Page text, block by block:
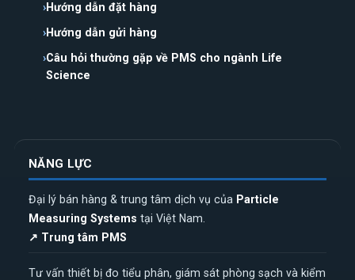
Hướng dẫn đặt hàng
Hướng dẫn gửi hàng
Câu hỏi thường gặp về PMS cho ngành Life
Science
NĂNG LỰC
Đại lý bán hàng & trung tâm dịch vụ của Particle
Measuring Systems tại Việt Nam.
↗ Trung tâm PMS
Tư vấn thiết bị đo tiểu phân, giám sát phòng sạch và kiểm